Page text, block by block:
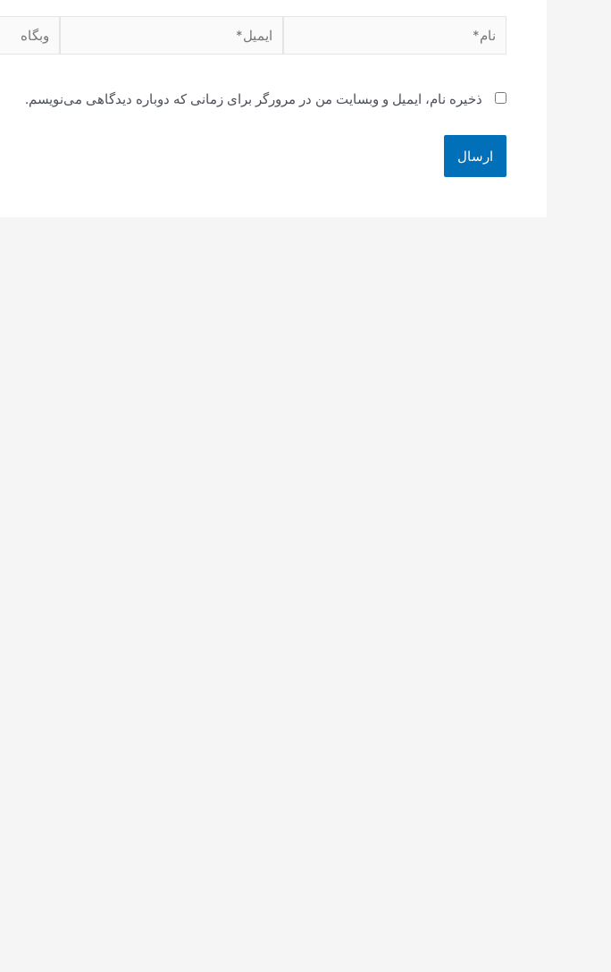
نام* ایمیل* وبگاه
ذخیره نام، ایمیل و وبسایت من در مرورگر برای زمانی که دوباره دیدگاهی می‌نویسم.